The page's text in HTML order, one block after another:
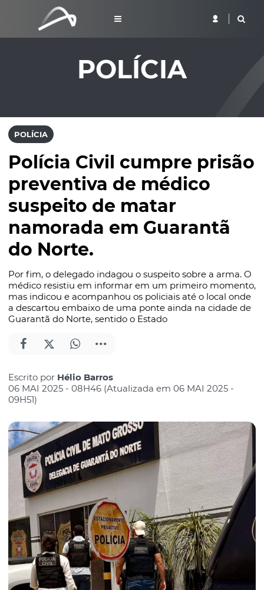
POLÍCIA
POLÍCIA
Polícia Civil cumpre prisão
preventiva de médico
suspeito de matar
namorada em Guarantã
do Norte.
Por fim, o delegado indagou o suspeito sobre a arma. O
médico resistiu em informar em um primeiro momento,
mas indicou e acompanhou os policiais até o local onde
a descartou embaixo de uma ponte ainda na cidade de
Guarantã do Norte, sentido o Estado
Escrito por Hélio Barros
06 MAI 2025 - 08H46 (Atualizada em 06 MAI 2025 -
09H51)